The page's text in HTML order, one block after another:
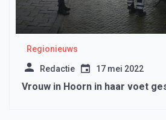
Regionieuws
Redactie 17 mei 2022
Vrouw in Hoorn in haar voet